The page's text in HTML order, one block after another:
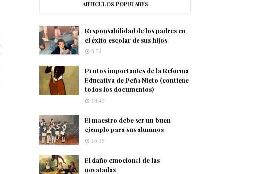
ARTICULOS POPULARES
Responsabilidad de los padres en
el éxito escolar de sus hijos
8:54
Puntos importantes de la Reforma
Educativa de Peña Nieto (contiene
todos los documentos)
18:43
El maestro debe ser un buen
ejemplo para sus alumnos
16:35
El daño emocional de las
novatadas